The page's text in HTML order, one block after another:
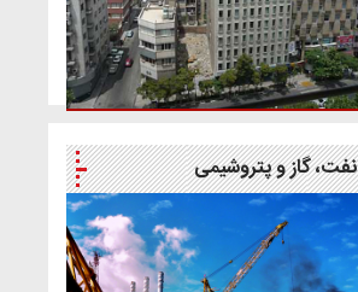
نفت، گاز و پتروشیمی